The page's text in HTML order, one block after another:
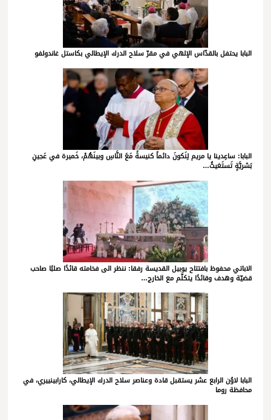
البابا يحتفل بالقدّاس الإلهي في مقرّ سلاح الدرك الإيطالي بكاستل غاندولفو
البابا: ساعِدينا يا مريم لِنَكونَ دائماً كنيسةً مَعَ النَّاسِ وبينَهُمْ، خَميرة في عَجينِ
بَشريَّةٍ تَستَغيثُ…
الاباتي محفوظ بافتتاح يوبيل القديسة رفقا: ننظر الى فخامته قائدًا صلبًا صاحب
قضيّة وهدف وقائدًا يتكلّم مع الخارج…
البابا لاوُن الرابع عشر يستقبل قادة وعناصر سلاح الدرك الإيطالي، كارابينييري، في
محافظة روما